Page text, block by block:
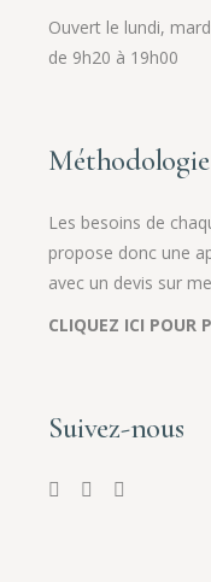
Ouvert le lundi,
de 9h20 à 19h00
Méthodologie
Les besoins de
propose donc une
avec un devis sur
CLIQUEZ ICI POUR
Suivez-nous